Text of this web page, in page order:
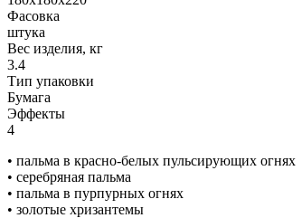
Фасовка
штука
Вес изделия, кг
3.4
Тип упаковки
Бумага
Эффекты
4
• пальма в красно-белых пульсирующих огнях
• серебряная пальма
• пальма в пурпурных огнях
• золотые хризантемы